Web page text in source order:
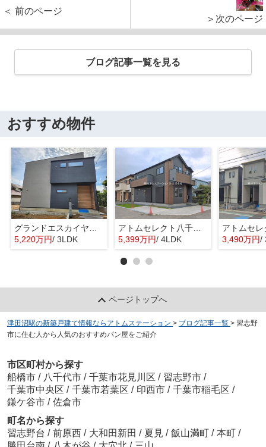
＜ 前のページ
＞次のページ
ブログ記事一覧を見る
おすすめ物件
グランドエスカイヤー二宮１丁目 ３号地
5,220万円/ 3LDK
アトムセレクト八千代市大和田新田２期１号棟
5,399万円/ 4LDK 3,490万円/
ページトップへ
津田沼駅の新築戸建て情報ならアトムステーション > ブログ記事一覧 > 習志野
市に住む人から人気のおすすめパン屋をご紹介
市区町村から探す
船橋市 / 八千代市 / 千葉市花見川区 / 習志野市 /
千葉市中央区 / 千葉市若葉区 / 印西市 / 千葉市稲毛区 /
鎌ケ谷市 / 佐倉市
町名から探す
習志野台 / 前原西 / 大和田新田 / 夏見 / 飯山満町 / 本町 /